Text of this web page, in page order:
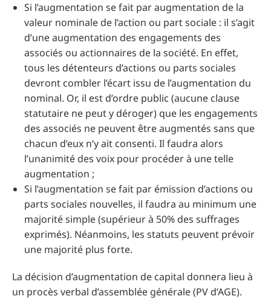
Si l’augmentation se fait par augmentation de la
valeur nominale de l’action ou part sociale : il s’agit
d’une augmentation des engagements des
associés ou actionnaires de la société. En effet,
tous les détenteurs d’actions ou parts sociales
devront combler l’écart issu de l’augmentation du
nominal. Or, il est d’ordre public (aucune clause
statutaire ne peut y déroger) que les engagements
des associés ne peuvent être augmentés sans que
chacun d’eux n’y ait consenti. Il faudra alors
l’unanimité des voix pour procéder à une telle
augmentation ;
Si l’augmentation se fait par émission d’actions ou
parts sociales nouvelles, il faudra au minimum une
majorité simple (supérieur à 50% des suffrages
exprimés). Néanmoins, les statuts peuvent prévoir
une majorité plus forte.
La décision d’augmentation de capital donnera lieu à
un procès verbal d’assemblée générale (PV d’AGE).